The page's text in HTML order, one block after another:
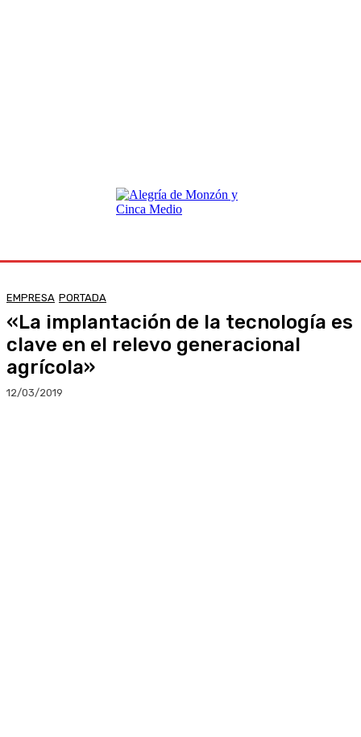
EMPRESA PORTADA
«La implantación de la tecnología es
clave en el relevo generacional
agrícola»
12/03/2019